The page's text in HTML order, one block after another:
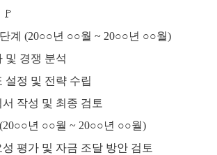
🚩
계 (20○○년 ○○월 ~ 20○○년 ○○월)
및 경쟁 분석
설정 및 전략 수립
작성 및 최종 검토
20○○년 ○○월 ~ 20○○년 ○○월)
평가 및 자금 조달 방안 검토